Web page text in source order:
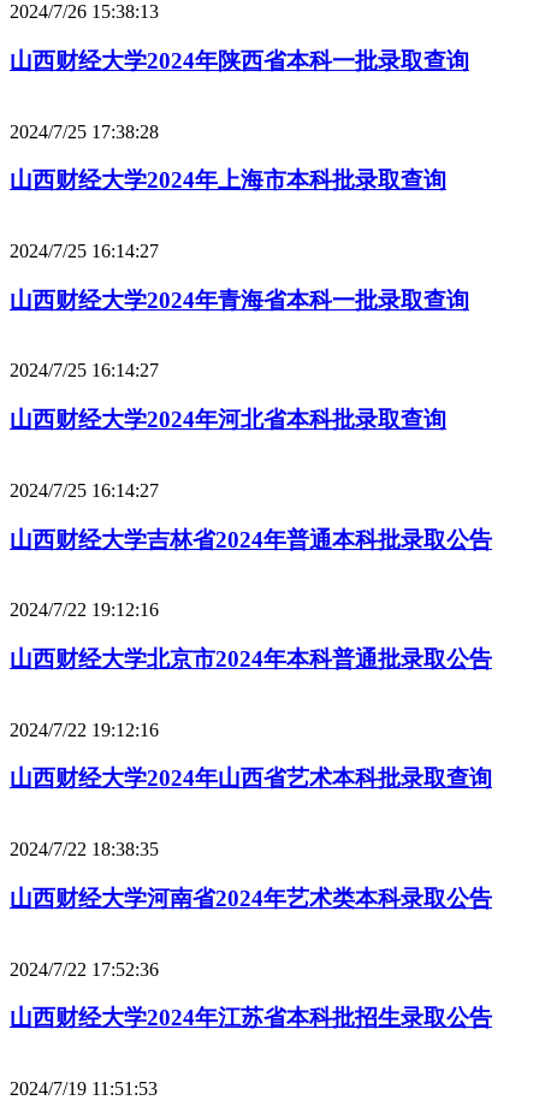
2024/7/26 15:38:13
山西财经大学2024年陕西省本科一批录取查询
2024/7/25 17:38:28
山西财经大学2024年上海市本科批录取查询
2024/7/25 16:14:27
山西财经大学2024年青海省本科一批录取查询
2024/7/25 16:14:27
山西财经大学2024年河北省本科批录取查询
2024/7/25 16:14:27
山西财经大学吉林省2024年普通本科批录取公告
2024/7/22 19:12:16
山西财经大学北京市2024年本科普通批录取公告
2024/7/22 19:12:16
山西财经大学2024年山西省艺术本科批录取查询
2024/7/22 18:38:35
山西财经大学河南省2024年艺术类本科录取公告
2024/7/22 17:52:36
山西财经大学2024年江苏省本科批招生录取公告
2024/7/19 11:51:53